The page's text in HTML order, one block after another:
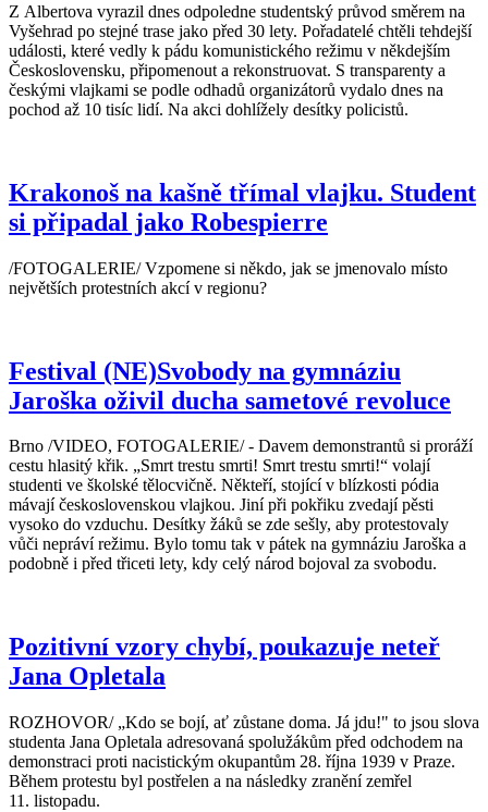
Z Albertova vyrazil dnes odpoledne studentský průvod směrem na
Vyšehrad po stejné trase jako před 30 lety. Pořadatelé chtěli tehdejší
události, které vedly k pádu komunistického režimu v někdejším
Československu, připomenout a rekonstruovat. S transparenty a
českými vlajkami se podle odhadů organizátorů vydalo dnes na
pochod až 10 tisíc lidí. Na akci dohlížely desítky policistů.
Krakonoš na kašně třímal vlajku. Student
si připadal jako Robespierre
/FOTOGALERIE/ Vzpomene si někdo, jak se jmenovalo místo
největších protestních akcí v regionu?
Festival (NE)Svobody na gymnáziu
Jaroška oživil ducha sametové revoluce
Brno /VIDEO, FOTOGALERIE/ - Davem demonstrantů si proráží
cestu hlasitý křik. „Smrt trestu smrti! Smrt trestu smrti!“ volají
studenti ve školské tělocvičně. Někteří, stojící v blízkosti pódia
mávají československou vlajkou. Jiní při pokřiku zvedají pěsti
vysoko do vzduchu. Desítky žáků se zde sešly, aby protestovaly
vůči nepráví režimu. Bylo tomu tak v pátek na gymnáziu Jaroška a
podobně i před třiceti lety, kdy celý národ bojoval za svobodu.
Pozitivní vzory chybí, poukazuje neteř
Jana Opletala
ROZHOVOR/ „Kdo se bojí, ať zůstane doma. Já jdu!" to jsou slova
studenta Jana Opletala adresovaná spolužákům před odchodem na
demonstraci proti nacistickým okupantům 28. října 1939 v Praze.
Během protestu byl postřelen a na následky zranění zemřel
11. listopadu.